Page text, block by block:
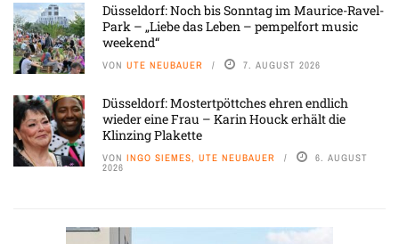
Düsseldorf: Noch bis Sonntag im Maurice-Ravel-
Park – „Liebe das Leben – pempelfort music
weekend“
VON UTE NEUBAUER 7. AUGUST 2026
Düsseldorf: Mostertpöttches ehren endlich
wieder eine Frau – Karin Houck erhält die
Klinzing Plakette
VON INGO SIEMES, UTE NEUBAUER 6. AUGUST
2026